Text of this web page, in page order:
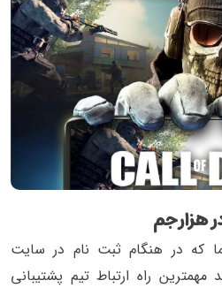
هزارجم
که در هنگام ثبت نام در سایت
مهمترین راه ارتباط تیم پشتیبانی